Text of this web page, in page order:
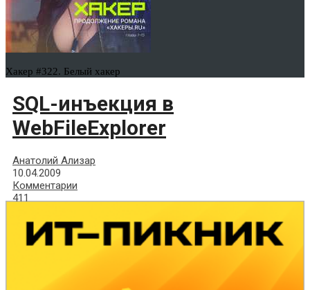
Хакер #322. Белый хакер
SQL-инъекция в
WebFileExplorer
Анатолий Ализар
10.04.2009
Комментарии
411